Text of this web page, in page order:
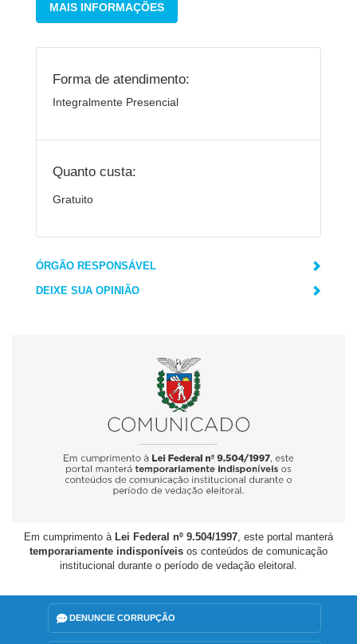
MAIS INFORMAÇÕES
Forma de atendimento:
Integralmente Presencial
Quanto custa:
Gratuito
ÓRGÃO RESPONSÁVEL
DEIXE SUA OPINIÃO
Em cumprimento à Lei Federal nº 9.504/1997, este portal manterá
temporariamente indisponíveis os conteúdos de comunicação
institucional durante o período de vedação eleitoral.
DENUNCIE CORRUPÇÃO